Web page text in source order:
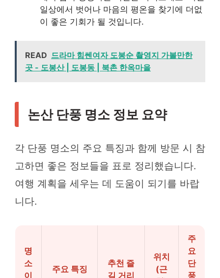
일상에서 벗어나 마음의 평온을 찾기에 더없
이 좋은 기회가 될 것입니다.
READ 드라마 힘쎈여자 도봉순 촬영지 가볼만한
곳 - 도봉산 | 도봉동 | 북촌 한옥마을
논산 단풍 명소 정보 요약
각 단풍 명소의 주요 특징과 함께 방문 시 참
고하면 좋은 정보들을 표로 정리했습니다.
여행 계획을 세우는 데 도움이 되기를 바랍
니다.
명
소
이
주요 특징
추천 즐
길 거리
위치
(근
주
요
단
풍